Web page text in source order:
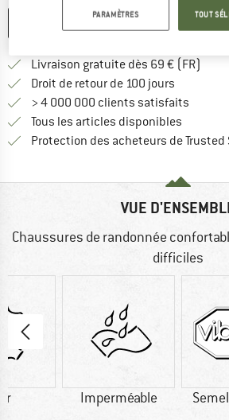
Livraison gratuite dès 69 € (FR)
Droit de retour de 100 jours
> 4 000 000 clients satisfaits
Tous les articles disponibles
Protection des acheteurs de Trusted
VUE
Chaussures de randonnée
difficiles
Imperméable
PARAMÈTRES TOUT